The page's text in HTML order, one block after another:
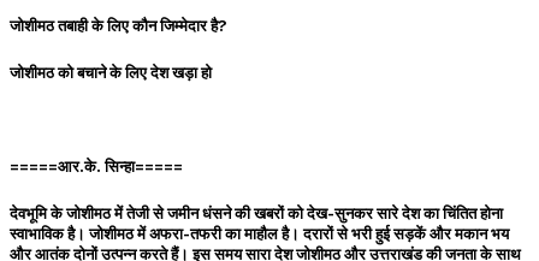
जोशीमठ तबाही के लिए कौन जिम्मेदार है?
जोशीमठ को बचाने के लिए देश खड़ा हो
=====आर.के. सिन्हा=====
देवभूमि के जोशीमठ में तेजी से जमीन धंसने की खबरों को देख-सुनकर सारे देश का चिंतित होना
स्वाभाविक है। जोशीमठ में अफरा-तफरी का माहौल है। दरारों से भरी हुई सड़कें और मकान भय
और आतंक दोनों उत्पन्न करते हैं। इस समय सारा देश जोशीमठ और उत्तराखंड की जनता के साथ